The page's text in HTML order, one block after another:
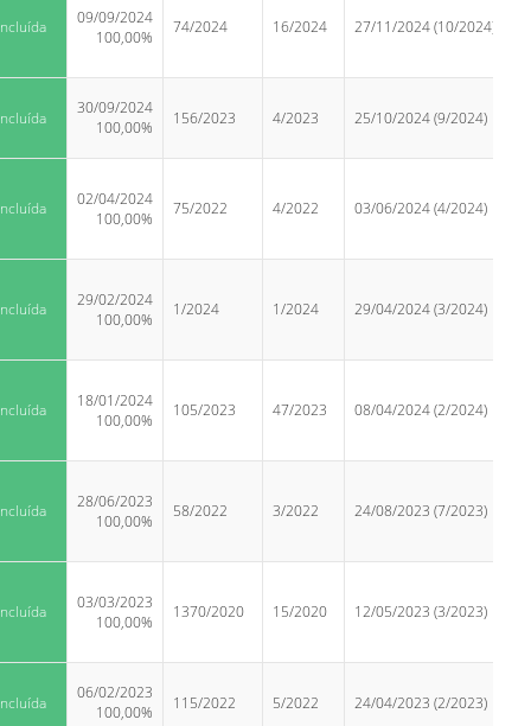
09/09/2024
100,00%
74/2024 16/2024 27/11/2024 (10/2024)
30/09/2024
100,00%
156/2023 4/2023 25/10/2024 (9/2024)
02/04/2024
100,00%
75/2022 4/2022 03/06/2024 (4/2024)
29/02/2024
100,00%
1/2024 1/2024 29/04/2024 (3/2024)
18/01/2024
100,00%
105/2023 47/2023 08/04/2024 (2/2024)
28/06/2023
100,00%
58/2022 3/2022 24/08/2023 (7/2023)
03/03/2023
100,00%
1370/2020 15/2020 12/05/2023 (3/2023)
06/02/2023
100,00%
115/2022 5/2022 24/04/2023 (2/2023)